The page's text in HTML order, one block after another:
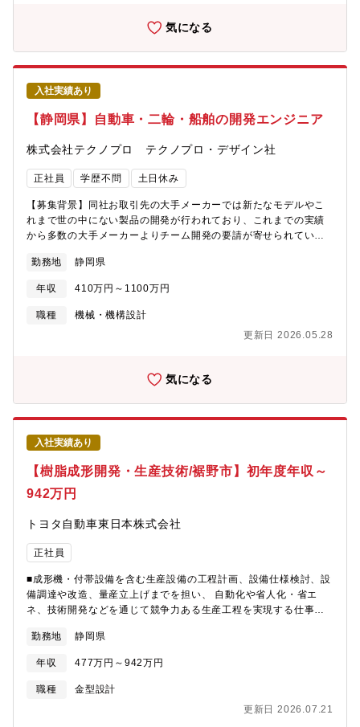
気になる
入社実績あり
【静岡県】自動車・二輪・船舶の開発エンジニア
株式会社テクノプロ テクノプロ・デザイン社
正社員 学歴不問 土日休み
【募集背景】同社お取引先の大手メーカーでは新たなモデルやこ
れまで世の中にない製品の開発が行われており、これまでの実績
から多数の大手メーカーよりチーム開発の要請が寄せられていま
トランスミッション、内外装部品、ワイヤーハーネス、電装部
品、保安部品など多様なサプライヤがあることから希望のエリア
で活躍することができます。自動車や二輪のみならず世界的に需
要が拡大している小型船舶やウォータービークルの開発に携わる
での開発要請が増加しており、今回はメンバーとともに開発リー
要）】あなたの経験や希望を考慮し、自動車や二輪、船舶の車体/
船体・各種内装部品・駆動部品・電装系部品など車両のさまざま
な開発における設計検討・CAE解析（FEM/CFD）・性能/信頼性
評価をお任せします。【プロジェクト例】・ウォータービークル
やボート船体の開発→船体の形状、関連部品、レイアウトの設計
検討 設計仕様検討、モジュール周辺部品レイアウト、他部署/サ
プライヤ調整、モデリング/作図、CAE解析、DRBFM など・四輪
EV/HEVのバッテリー/周辺部品の設計仕様検討→電池パックおよ
び構成部品の設計、レイアウト検討 電池パック部品仕様検討、
作成、サプライヤ調整、レビュー対応 など・二輪艤装部品設計→
カウル、ブラケット等の艤装部品設計 構造検討、形状検討、周
辺部品レイアウト、他部署/サプライヤ調整、モデリング/作図 な
（2025年8月現在）。今年度は360名体制を目指しています。そ
のうち半数ほどのメンバーが自動車/二輪などのモビリティ業界で
活躍しており、仲間が多数おります。派遣契約のプロジェクトに
ついて準委任化を顧客と協議しているプロジェクトが多数ありま
ル、使用装置/機器など)】設計：CATIA V5（Analysis）/ NX※何
Abaqus、Natran、Converge、Star-CCM+、Hypermesh など評
価：各種測定器、データロガー、MS Office【この仕事のおもしろ
勤務地 静岡県
年収 410万円～1100万円
職種
機械・機構設計
更新日 2026.05.28
気になる
入社実績あり
【樹脂成形開発・生産技術/裾野市】初年度年収～
942万円
トヨタ自動車東日本株式会社
正社員
■成形機・付帯設備を含む生産設備の工程計画、設備仕様検討、設
備調達や改造、量産立上げまでを担い、 自動化や省人化・省エ
ネ、技術開発などを通じて競争力ある生産工程を実現する仕事で
ションから、金型・成形条件の造り込み、量産立上げまでを担
い、 安定した品質と、高い生産性を担保した型治具を提供する仕
事です。
勤務地 静岡県
年収 477万円～942万円
職種
金型設計
更新日 2026.07.21